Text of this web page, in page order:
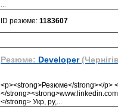
...
ID резюме: 1183607
Резюме: Developer
<p><strong>Резюме</strong></p>
</
</strong> Укр, ру,...